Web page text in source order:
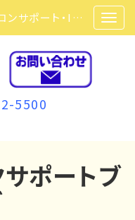
株式会社ベンハウス｜姫路でパソコンサポート・ITサポート・ITセキュリティ・複合機・ビジネスフォンなら弊社にお任せ
5500
ポートブ